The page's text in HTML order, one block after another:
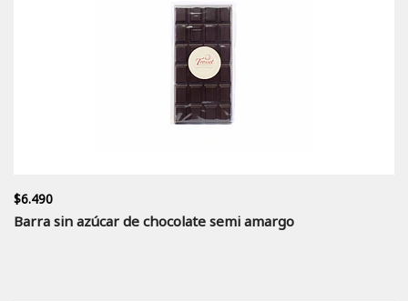
$6.490
Barra sin azúcar de chocolate semi amargo